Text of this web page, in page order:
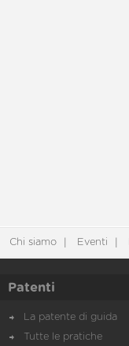
Chi siamo Eventi
Patenti
La patente di guida
Tutte le pratiche